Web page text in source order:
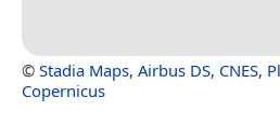
© Stadia Maps, Airbus DS, CNES,
Copernicus